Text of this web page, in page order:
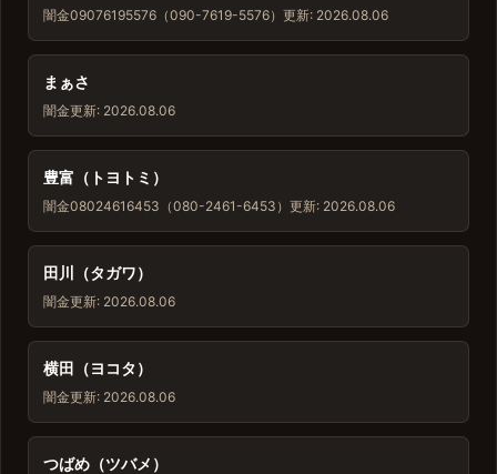
闇金09076195576（090-7619-5576） 更新: 2026.08.06
まぁさ
闇金更新: 2026.08.06
豊富（トヨトミ）
闇金08024616453（080-2461-6453） 更新: 2026.08.06
田川（タガワ）
闇金更新: 2026.08.06
横田（ヨコタ）
闇金更新: 2026.08.06
つばめ（ツバメ）